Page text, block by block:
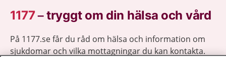
1177–tryggt om din hälsa och vård
På 1177.se får du råd om hälsa och information om
sjukdomar och vilka mottagningar du kan kontakta.